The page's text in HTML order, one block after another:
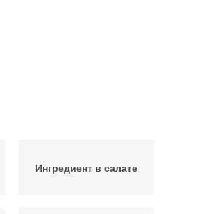
Ингредиент в салате